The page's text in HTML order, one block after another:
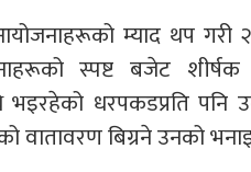
म्याद थप गरी
स्पष्ट बजेट
भइरहेको धरपकडप्रति
वातावरण बिग्रने उनको